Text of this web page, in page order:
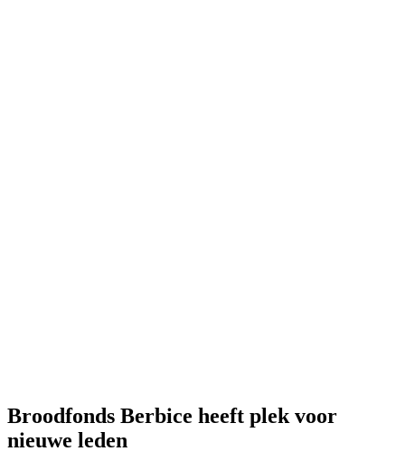
Broodfonds Berbice heeft plek voor
nieuwe leden